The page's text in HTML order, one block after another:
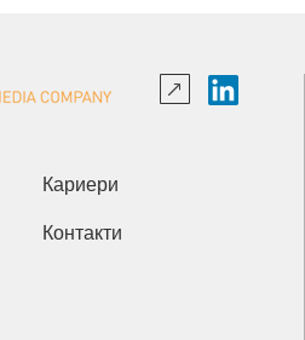
Кариери
Контакти